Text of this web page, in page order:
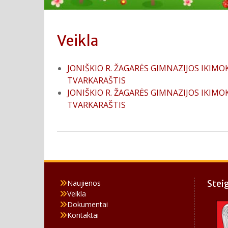
Veikla
JONIŠKIO R. ŽAGARĖS GIMNAZIJOS
TVARKARAŠTIS
JONIŠKIO R. ŽAGARĖS GIMNAZIJOS
TVARKARAŠTIS
Naujienos
Veikla
Dokumentai
Kontaktai